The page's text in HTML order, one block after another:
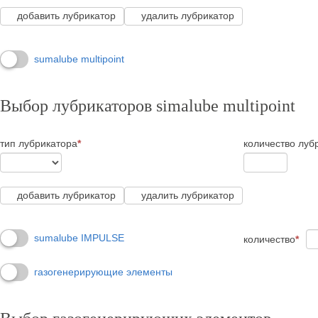
добавить лубрикатор удалить лубрикатор
sumalube multipoint
Выбор лубрикаторов simalube multipoint
тип лубрикатора* количество
добавить лубрикатор удалить лубрикатор
sumalube IMPULSE количество*
газогенерирующие элементы